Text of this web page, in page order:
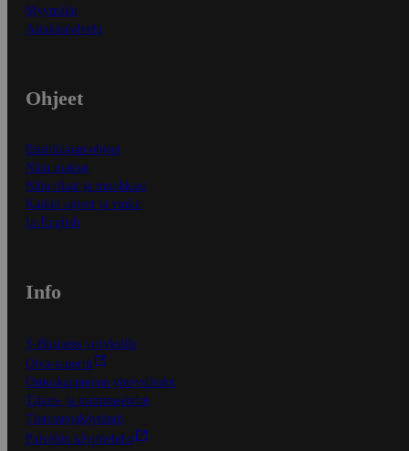
Myymälät
Asiakaspalvelu
Ohjeet
Ensitilaajan ohjeet
Näin maksat
Näin tilaat ja muokkaat
Kaikki ohjeet ja vinkit
In English
Info
S-Business yrityksille
Oiva-raportit
Osuuskauppojen yhteystiedot
Tilaus- ja toimitusehdot
Tietosuojakäytäntö
Palvelun käyttöehdot